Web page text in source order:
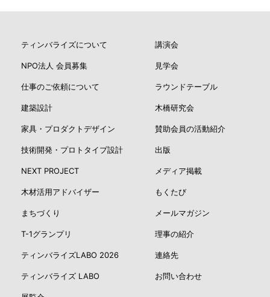
ティンバライズについて
NPO法人 会員募集
仕事のご依頼について
建築設計
家具・プロダクトデザイン
技術開発・プロトタイプ設計
NEXT PROJECT
木材活用アドバイザー
まちづくり
T-1グランプリ
ティンバライズLABO 2026
ティンバライズ LABO
講演会
見学会
ラウンドテーブル
木橋研究会
賛助会員の活動紹介
出版
メディア掲載
もくたび
メールマガジン
理事の紹介
連絡先
お問い合わせ